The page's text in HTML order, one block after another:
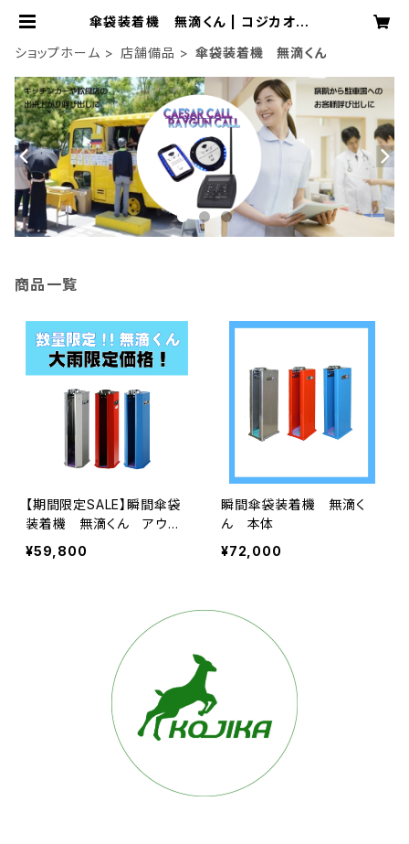
傘袋装着機 無滴くん | コジカオフィ
ショップホーム
店舗備品 傘袋装着機 無滴くん
商品一覧
【期間限定SALE】瞬間傘袋
装着機 無滴くん アウト
レット特価品
¥59,800
瞬間傘袋装着機 無滴く
ん 本体
¥72,000